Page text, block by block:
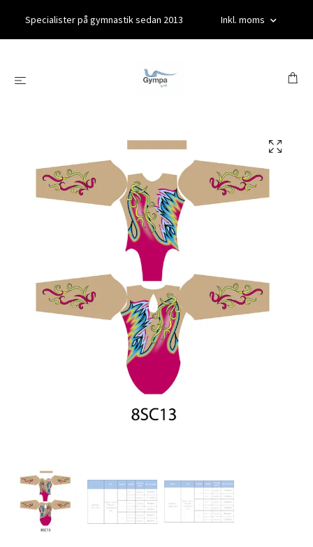
Specialister på gymnastik sedan 2013 Inkl. moms